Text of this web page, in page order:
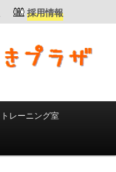
採用情報
トレーニング室